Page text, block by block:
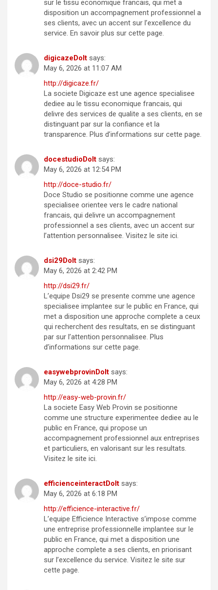
sur le tissu economique francais, qui met a
disposition un accompagnement professionnel a
ses clients, avec un accent sur l’excellence du
service. En savoir plus sur cette page.
digicazeDoIt says:
May 6, 2026 at 11:07 AM
http://digicaze.fr/
La societe Digicaze est une agence specialisee
dediee au le tissu economique francais, qui
delivre des services de qualite a ses clients, en se
distinguant par sur la confiance et la
transparence. Plus d’informations sur cette page.
docestudioDoIt says:
May 6, 2026 at 12:54 PM
http://doce-studio.fr/
Doce Studio se positionne comme une agence
specialisee orientee vers le cadre national
francais, qui delivre un accompagnement
professionnel a ses clients, avec un accent sur
l’attention personnalisee. Visitez le site ici.
dsi29DoIt says:
May 6, 2026 at 2:42 PM
http://dsi29.fr/
L’equipe Dsi29 se presente comme une agence
specialisee implantee sur le public en France, qui
met a disposition une approche complete a ceux
qui recherchent des resultats, en se distinguant
par sur l’attention personnalisee. Plus
d’informations sur cette page.
easywebprovinDoIt says:
May 6, 2026 at 4:28 PM
http://easy-web-provin.fr/
La societe Easy Web Provin se positionne
comme une structure experimentee dediee au le
public en France, qui propose un
accompagnement professionnel aux entreprises
et particuliers, en valorisant sur les resultats.
Visitez le site ici.
efficienceinteractDoIt says:
May 6, 2026 at 6:18 PM
http://efficience-interactive.fr/
L’equipe Efficience Interactive s’impose comme
une entreprise professionnelle implantee sur le
public en France, qui met a disposition une
approche complete a ses clients, en priorisant
sur l’excellence du service. Visitez le site sur
cette page.